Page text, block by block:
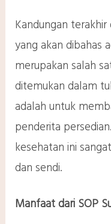
Kandungan
yang akan dibahas
merupakan salah
ditemukan dalam
adalah untuk
penderita
kesehatan ini
dan sendi.
Manfaat dari SOP